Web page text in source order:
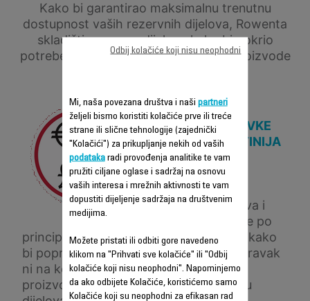
Kako bi garantirao maksimalnu trenutnu
dostupnost vaših rezervnih dijelova, Rowenta
skladišti rezervne dijelove kako bi pokrio
potrebe u godinama koje dolaze, na proizvode
CIJENA POPRAVKE
JE ČESTO JEFTINIJA
OD ZAMJENE
PROIZVODA,
Radeći na cijeni
rezervnih dijelova i
nudeći popravke po
principu ključ u ruke, Rowenta čini sve kako
bi popravke bile što ekonomičnije. Popravak
ni na koji način ne mijenja kvalitetu
proizvoda, te je popravljen uz upotrebu
Mi, naša povezana društva i naši partneri
željeli bismo koristiti kolačiće prve ili treće
strane ili slične tehnologije (zajednički
"Kolačići") za prikupljanje nekih od vaših
podatakaradi provođenja analitike te vam
pružiti ciljane oglase i sadržaj na osnovu
vaših interesa i mrežnih aktivnosti te vam
dopustiti dijeljenje sadržaja na društvenim
medijima.
Možete pristati ili odbiti gore navedeno
klikom na "Prihvati sve kolačiće" ili "Odbij
kolačiće koji nisu neophodni". Napominjemo
da ako odbijete Kolačiće, koristićemo samo
Kolačiće koji su neophodni za efikasan rad
Odbij kolačiće koji nisu neophodni